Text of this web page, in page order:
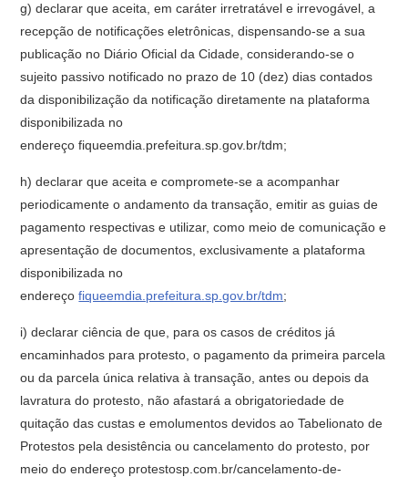
g) declarar que aceita, em caráter irretratável e irrevogável, a
recepção de notificações eletrônicas, dispensando-se a sua
publicação no Diário Oficial da Cidade, considerando-se o
sujeito passivo notificado no prazo de 10 (dez) dias contados
da disponibilização da notificação diretamente na plataforma
disponibilizada no
endereço fiqueemdia.prefeitura.sp.gov.br/tdm;
h) declarar que aceita e compromete-se a acompanhar
periodicamente o andamento da transação, emitir as guias de
pagamento respectivas e utilizar, como meio de comunicação e
apresentação de documentos, exclusivamente a plataforma
disponibilizada no
endereçofiqueemdia.prefeitura.sp.gov.br/tdm;
i) declarar ciência de que, para os casos de créditos já
encaminhados para protesto, o pagamento da primeira parcela
ou da parcela única relativa à transação, antes ou depois da
lavratura do protesto, não afastará a obrigatoriedade de
quitação das custas e emolumentos devidos ao Tabelionato de
Protestos pela desistência ou cancelamento do protesto, por
meio do endereço protestosp.com.br/cancelamento-de-